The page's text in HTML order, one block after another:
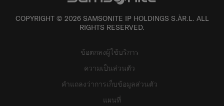
COPYRIGHT © 2026 SAMSONITE IP HOLDINGS S.ÀR.L. ALL
RIGHTS RESERVED.
ข้อตกลงผู้ใช้บริการ
ความเป็นส่วนตัว
คำแถลงว่าการเก็บข้อมูลส่วนตัว
แผนที่